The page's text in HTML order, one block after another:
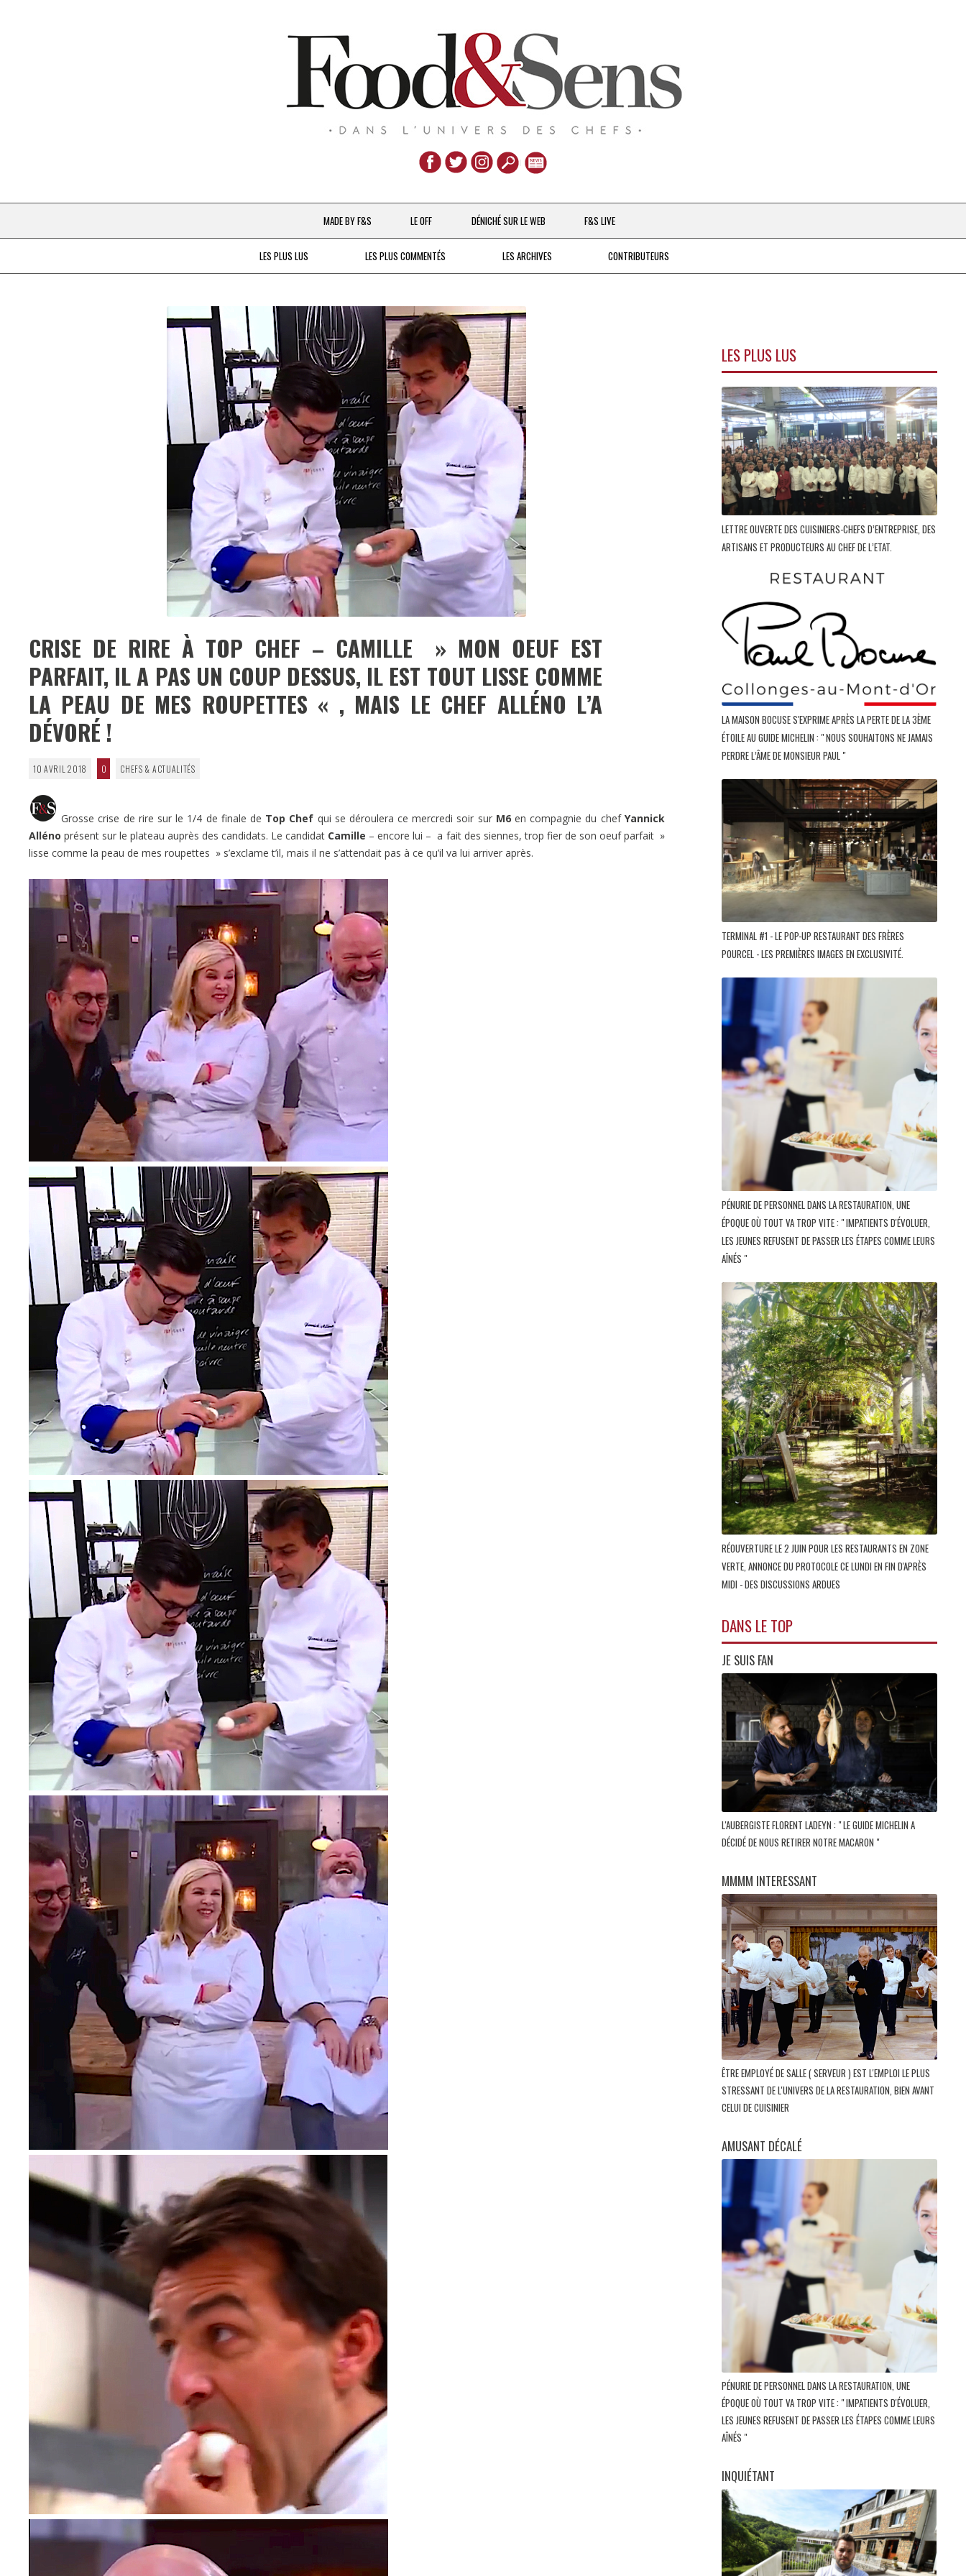
Aller
au
contenu
MADE BY F&S
CHEFS & ACTUALITÉS
À LA PETITE CUILLÈRE
DESTIN DE FEMME
V…DE VOYAGE
LE OFF DÉNICHÉ SUR LE WEB F&S LIVE
LES PLUS LUS LES PLUS COMMENTÉS LES ARCHIVES CONTRIBUTEURS
CRISE DE RIRE À TOP CHEF – CAMILLE » MON OEUF EST
PARFAIT, IL A PAS UN COUP DESSUS, IL EST TOUT LISSE COMME
LA PEAU DE MES ROUPETTES « , MAIS LE CHEF ALLÉNO L’A
DÉVORÉ !
10 AVRIL 2018 0 CHEFS & ACTUALITÉS
Grosse crise de rire sur le 1/4 de finale de Top Chef qui se déroulera ce mercredi soir sur M6en compagnie du chef Yannick
Alléno présent sur le plateau auprès des candidats. Le candidat Camille – encore lui – a fait des siennes, trop fier de son oeuf parfait »
lisse comme la peau de mes roupettes » s’exclame t’il, mais il ne s’attendait pas à ce qu’il va lui arriver après.
LES PLUS LUS
LETTRE OUVERTE DES CUISINIERS-CHEFS D’ENTREPRISE, DES
ARTISANS ET PRODUCTEURS AU CHEF DE L’ETAT.
LA MAISON BOCUSE S'EXPRIME APRÈS LA PERTE DE LA 3ÈME
ÉTOILE AU GUIDE MICHELIN : " NOUS SOUHAITONS NE JAMAIS
PERDRE L’ÂME DE MONSIEUR PAUL "
TERMINAL #1 - LE POP-UP RESTAURANT DES FRÈRES
POURCEL - LES PREMIÈRES IMAGES EN EXCLUSIVITÉ.
PÉNURIE DE PERSONNEL DANS LA RESTAURATION, UNE
ÉPOQUE OÙ TOUT VA TROP VITE : " IMPATIENTS D'ÉVOLUER,
LES JEUNES REFUSENT DE PASSER LES ÉTAPES COMME LEURS
AÎNÉS "
RÉOUVERTURE LE 2 JUIN POUR LES RESTAURANTS EN ZONE
VERTE, ANNONCE DU PROTOCOLE CE LUNDI EN FIN D'APRÈS
MIDI - DES DISCUSSIONS ARDUES
DANS LE TOP
JE SUIS FAN
L'AUBERGISTE FLORENT LADEYN : " LE GUIDE MICHELIN A
DÉCIDÉ DE NOUS RETIRER NOTRE MACARON "
MMMM INTERESSANT
ÊTRE EMPLOYÉ DE SALLE ( SERVEUR ) EST L'EMPLOI LE PLUS
STRESSANT DE L'UNIVERS DE LA RESTAURATION, BIEN AVANT
CELUI DE CUISINIER
AMUSANT DÉCALÉ
PÉNURIE DE PERSONNEL DANS LA RESTAURATION, UNE
ÉPOQUE OÙ TOUT VA TROP VITE : " IMPATIENTS D'ÉVOLUER,
LES JEUNES REFUSENT DE PASSER LES ÉTAPES COMME LEURS
AÎNÉS "
INQUIÉTANT